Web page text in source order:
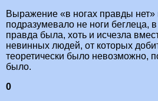
Выражение «в ногах правды нет»
подразумевало не ноги беглеца,
правда была, хоть и исчезла
невинных людей, от которых
теоретически было невозможно,
было.
0